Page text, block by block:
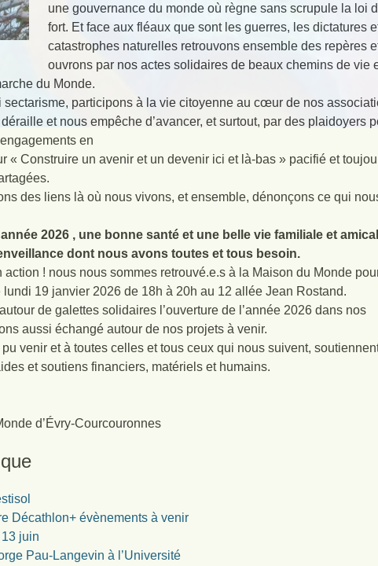
une gouvernance du monde où règne sans scrupule la loi
fort. Et face aux fléaux que sont les guerres, les dictatures
catastrophes naturelles retrouvons ensemble des repères
ouvrons par nos actes solidaires de beaux chemins de vie
du Monde.
sectarisme, participons à la vie citoyenne au cœur de nos
et nous empêche d’avancer, et surtout, par des plaidoyers
en
« Construire un avenir et un devenir ici et là-bas » pacifié et
des liens là où nous vivons, et ensemble, dénonçons ce qui
2026 , une bonne santé et une belle vie familiale et
dont nous avons toutes et tous besoin.
action ! nous nous sommes retrouvé.e.s à la Maison du Monde
19 janvier 2026 de 18h à 20h au 12 allée Jean Rostand.
de galettes solidaires l’ouverture de l’année 2026 dans nos
aussi échangé autour de nos projets à venir.
venir et à toutes celles et tous ceux qui nous suivent,
et soutiens financiers, matériels et humains.
d’Évry-Courcouronnes
Décathlon+ évènements à venir
juin
Pau-Langevin à l’Université